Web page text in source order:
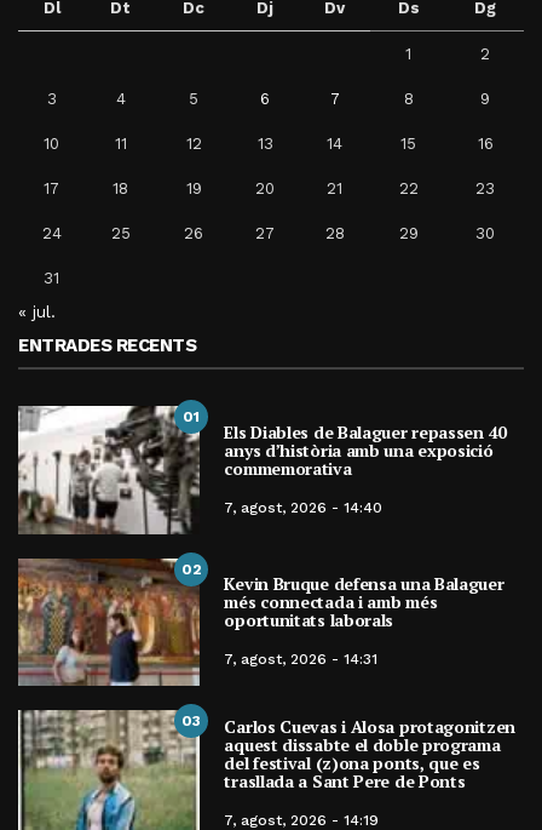
Dl Dt Dc Dj Dv Ds Dg
1 2
3 4 5 6 7 8 9
10 11 12 13 14 15 16
17 18 19 20 21 22 23
24 25 26 27 28 29 30
31
« jul.
ENTRADES RECENTS
01
Els Diables de Balaguer repassen 40
anys d’història amb una exposició
commemorativa
7, agost, 2026 - 14:40
02
Kevin Bruque defensa una Balaguer
més connectada i amb més
oportunitats laborals
7, agost, 2026 - 14:31
03 Carlos Cuevas i Alosa protagonitzen
aquest dissabte el doble programa
del festival (z)ona ponts, que es
trasllada a Sant Pere de Ponts
7, agost, 2026 - 14:19